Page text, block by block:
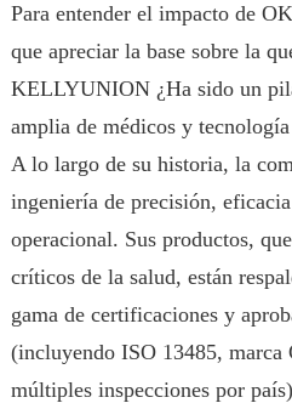
Para entender el impacto de
que apreciar la base sobre la
KELLYUNION ¿Ha sido un
amplia de médicos y
A lo largo de su historia, la
ingeniería de precisión,
operacional. Sus productos,
críticos de la salud, están
gama de certificaciones y
(incluyendo ISO 13485,
múltiples inspecciones por